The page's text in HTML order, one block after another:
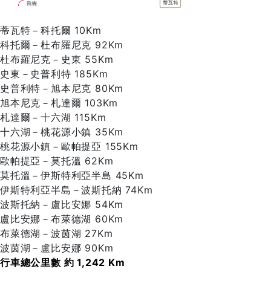
蒂瓦特－科托爾 10Km
科托爾－杜布羅尼克 92Km
杜布羅尼克－史東 55Km
史東－史普利特 185Km
史普利特－旭本尼克 80Km
旭本尼克－札達爾 103Km
札達爾－十六湖 115Km
十六湖－桃花源小鎮 35Km
桃花源小鎮－歐帕提亞 155Km
歐帕提亞－莫托溫 62Km
莫托溫－伊斯特利亞半島 45Km
伊斯特利亞半島－波斯托納 74Km
波斯托納－盧比安娜 54Km
盧比安娜－布萊德湖 60Km
布萊德湖－波茵湖 27Km
波茵湖－盧比安娜 90Km
行車總公里數 約1,242 Km